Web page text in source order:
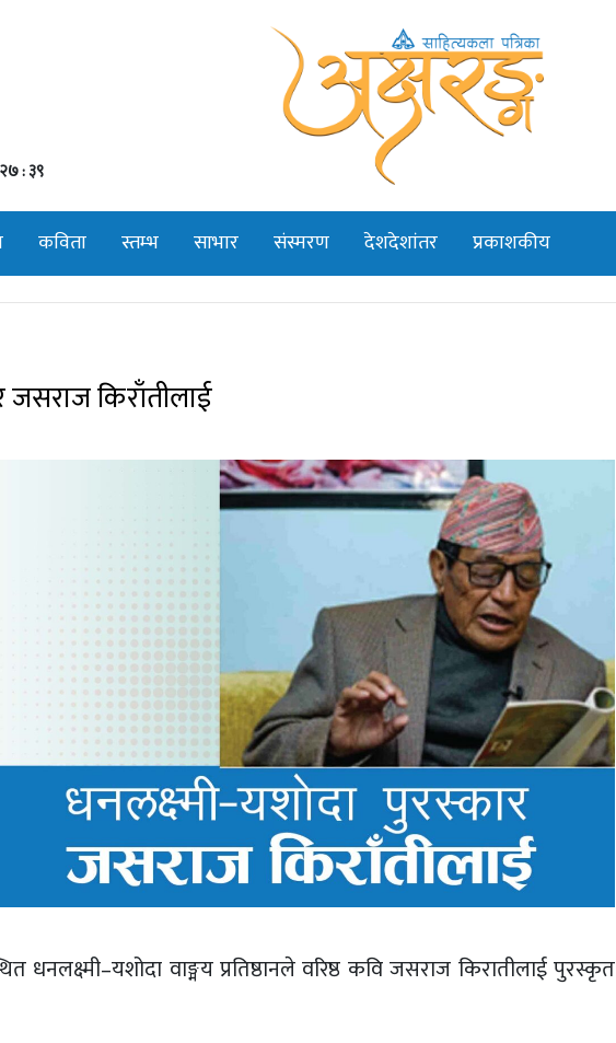
: ४०
कविता स्तम्भ साभार संस्मरण देशदेशांतर प्रकाशकीय
जसराज किराँतीलाई
धनलक्ष्मी–यशोदा वाङ्मय प्रतिष्ठानले वरिष्ठ कवि जसराज किरातीलाई पुरस्कृत